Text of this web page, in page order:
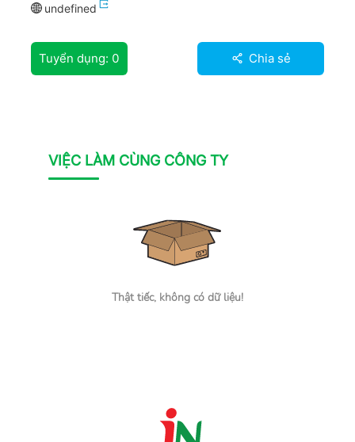
undefined
Tuyển dụng: 0 Chia sẻ
VIỆC LÀM CÙNG CÔNG TY
Thật tiếc, không có dữ liệu!